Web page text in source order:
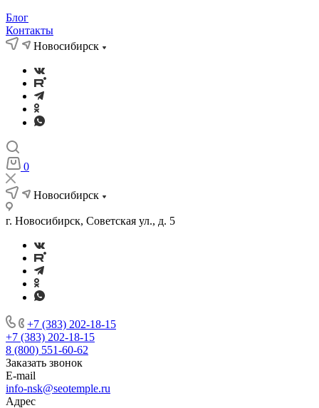
Блог
Контакты
Новосибирск
0
Новосибирск
г. Новосибирск, Советская ул., д. 5
+7 (383) 202-18-15
+7 (383) 202-18-15
8 (800) 551-60-62
Заказать звонок
E-mail
info-nsk@seotemple.ru
Адрес